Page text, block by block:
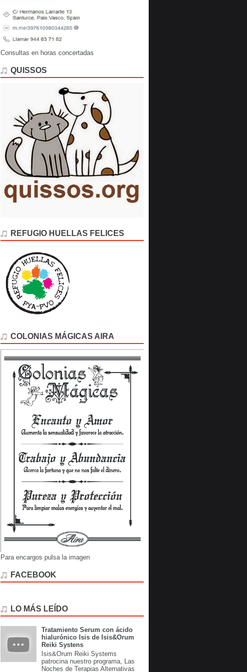
Consultas en horas concertadas
QUISSOS
REFUGIO HUELLAS FELICES
COLONIAS MÁGICAS AIRA
Para encargos pulsa la imagen
FACEBOOK
LO MÁS LEÍDO
Tratamiento Serum con ácido
hialurónico Isis de Isis&Orum
Reiki Systens
Isis&Orum Reiki Systems
patrocina nuestro programa, Las
Noches de Terapias Alternativas